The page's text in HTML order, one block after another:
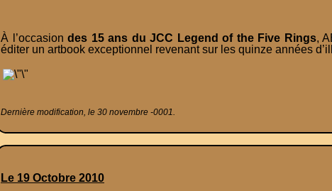
À l’occasion des 15 ans du JCC Legend of the Five Rings,
éditer un artbook exceptionnel revenant sur les quinze années
Dernière modification, le 30 novembre -0001.
Le 19 Octobre 2010